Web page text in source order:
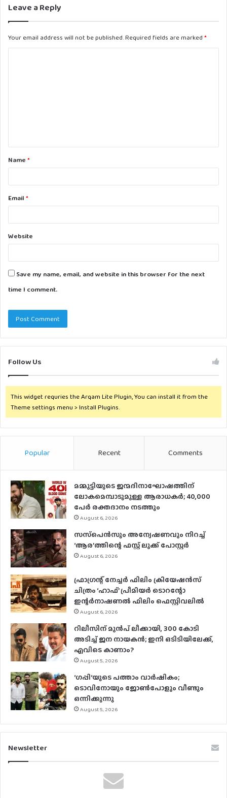
Leave a Reply
Your email address will not be published.Required fields are marked *
t
*Name *
Email *
Website
Save my name, email, and website in this browser for the next
time I comment.
Follow Us
This widget requries the Arqam Lite Plugin, You can install it from the
Theme settings menu > Install Plugins.
Popular Recent Comments
മമ്മൂട്ടിയുടെ ജന്മദിനാഘോഷത്തിന്
ലോകമെമ്പാടുമുള്ള ആരാധകര്‍; 40,000
പേര്‍ രക്തദാനം നടത്തും
August 6, 2026
സസ്‌പെന്‍സും അന്വേഷണവും നിറച്ച്
‘ആര’ത്തിന്റെ ഫസ്റ്റ് ലുക്ക് പോസ്റ്റര്‍
August 6, 2026
ഫ്രാഗ്രന്റ് നേച്ചര്‍ ഫിലിം ക്രിയേഷന്‍സ്
ചിത്രം ‘ഹാഫ്’ പ്രീമിയര്‍ ടൊറന്റോ
ഇന്റര്‍നാഷണല്‍ ഫിലിം ഫെസ്റ്റിവലില്‍
August 6, 2026
റിലീസിന് മുൻപ് ലീക്കായി, 300 കോടി
അടിച്ച് ജന നായകൻ; ഇനി ഒടിടിയിലേക്ക്,
എവിടെ കാണാം?
August 5, 2026
‘ഗപ്പി‘യുടെ പത്താം വാർഷികം;
ടൊവിനോയും ജോൺപോളും വീണ്ടും
ഒന്നിക്കുന്നു
August 5, 2026
Newsletter